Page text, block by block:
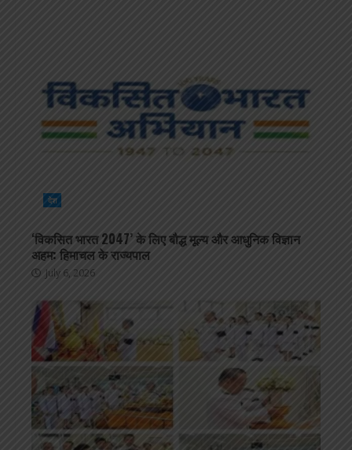
देश
‘विकसित भारत 2047’ के लिए बौद्ध मूल्य और आधुनिक विज्ञान
अहम: हिमाचल के राज्यपाल
July 6, 2026